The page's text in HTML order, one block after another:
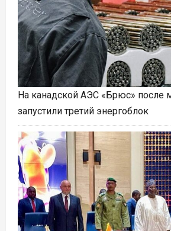
На канадской АЭС «Брюс» после
запустили третий энергоблок